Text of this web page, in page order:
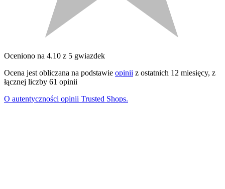
Oceniono na 4.10 z 5 gwiazdek
Ocena jest obliczana na podstawie opinii z ostatnich 12 miesięcy, z
łącznej liczby 61 opinii
O autentyczności opinii Trusted Shops.